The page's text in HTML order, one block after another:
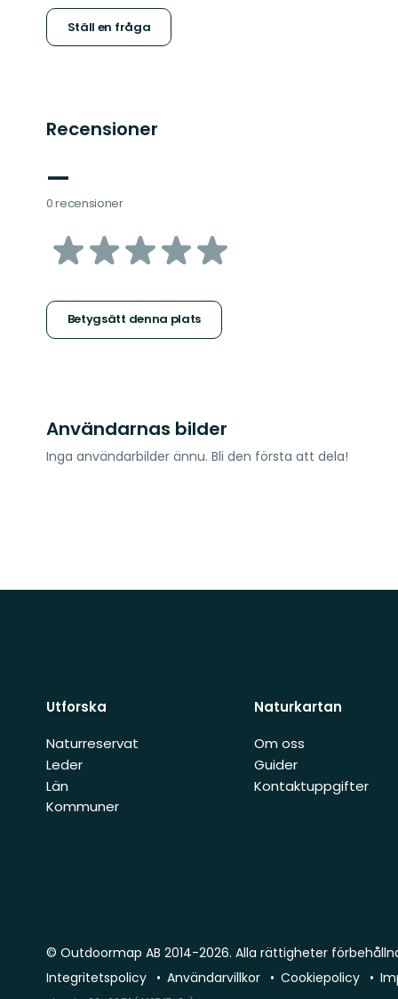
Ställ en fråga
Recensioner
—
0 recensioner
av
stjärnor
Betygsätt denna plats
Användarnas bilder
Inga användarbilder ännu. Bli den första att dela!
Utforska
Naturreservat
Leder
Län
Kommuner
Naturkartan
Om oss
Guider
Kontaktuppgifter
© Outdoormap AB 2014-2026. Alla rättigheter
Integritetspolicy
Användarvillkor Cookiepolicy